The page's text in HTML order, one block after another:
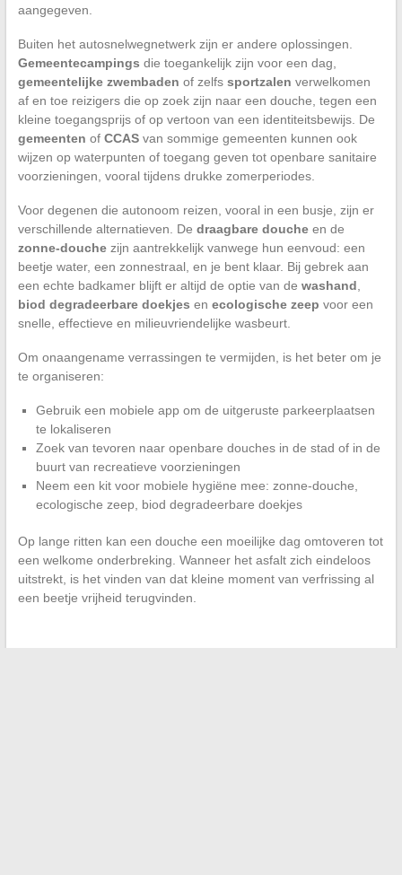
aangegeven.
Buiten het autosnelwegnetwerk zijn er andere oplossingen.
Gemeentecampings die toegankelijk zijn voor een dag,
gemeentelijke zwembaden of zelfs sportzalen verwelkomen
af en toe reizigers die op zoek zijn naar een douche, tegen een
kleine toegangsprijs of op vertoon van een identiteitsbewijs. De
gemeenten of CCASvan sommige gemeenten kunnen ook
wijzen op waterpunten of toegang geven tot openbare sanitaire
voorzieningen, vooral tijdens drukke zomerperiodes.
Voor degenen die autonoom reizen, vooral in een busje, zijn er
verschillende alternatieven. De draagbare doucheen de
zonne-douchezijn aantrekkelijk vanwege hun eenvoud: een
beetje water, een zonnestraal, en je bent klaar. Bij gebrek aan
een echte badkamer blijft er altijd de optie van de washand
biod degradeerbare doekjes en ecologische zeep voor een
snelle, effectieve en milieuvriendelijke wasbeurt.
Om onaangename verrassingen te vermijden, is het beter om je
te organiseren:
Gebruik een mobiele app om de uitgeruste parkeerplaatsen
te lokaliseren
Zoek van tevoren naar openbare douches in de stad of in de
buurt van recreatieve voorzieningen
Neem een kit voor mobiele hygiëne mee: zonne-douche,
ecologische zeep, biod degradeerbare doekjes
Op lange ritten kan een douche een moeilijke dag omtoveren tot
een welkome onderbreking. Wanneer het asfalt zich eindeloos
uitstrekt, is het vinden van dat kleine moment van verfrissing al
een beetje vrijheid terugvinden.